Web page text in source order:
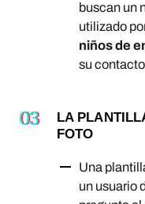
buscan un
utilizado
niños de
su
LA
FOTO
Una
un usuario